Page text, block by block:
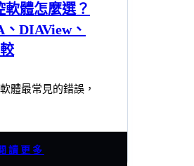
軟體怎麼選？
DIAView、
體最常見的錯誤，
讀更多